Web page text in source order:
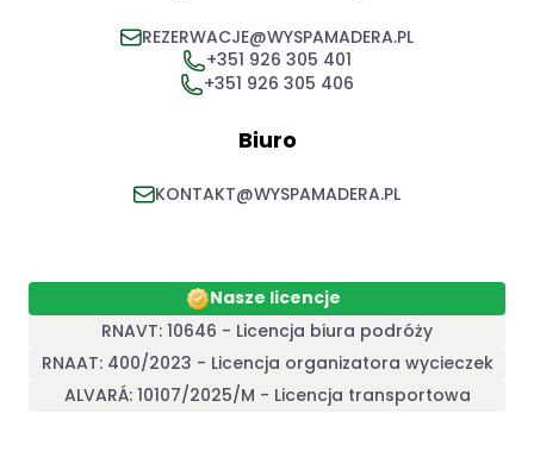
REZERWACJE@WYSPAMADERA.PL
+351 926 305 401
+351 926 305 406
Biuro
KONTAKT@WYSPAMADERA.PL
Nasze licencje
RNAVT: 10646 - Licencja biura podróży
RNAAT: 400/2023 - Licencja organizatora wycieczek
ALVARÁ: 10107/2025/M - Licencja transportowa